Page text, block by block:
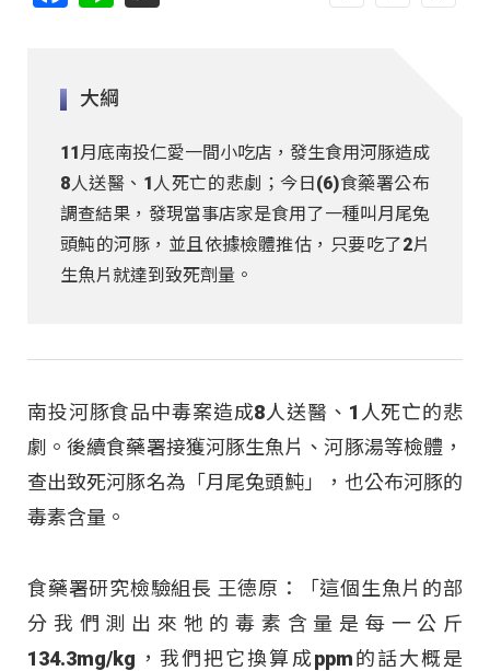
大綱
11月底南投仁愛一間小吃店，發生食用河豚造成
8人送醫、1人死亡的悲劇；今日(6)食藥署公布
調查結果，發現當事店家是食用了一種叫月尾兔
頭魨的河豚，並且依據檢體推估，只要吃了2片
生魚片就達到致死劑量。
南投河豚食品中毒案造成8人送醫、1人死亡的悲
劇。後續食藥署接獲河豚生魚片、河豚湯等檢體，
查出致死河豚名為「月尾兔頭魨」，也公布河豚的
毒素含量。
食藥署研究檢驗組長 王德原：「這個生魚片的部
分我們測出來牠的毒素含量是每一公斤
134.3mg/kg，我們把它換算成ppm的話大概是